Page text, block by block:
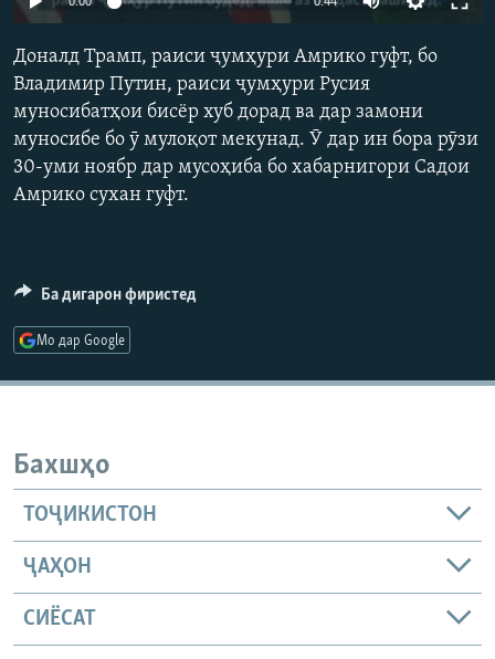
ГУЗОРИШҲОИ РАДИОӢ
ПАЙГИРӢ КУНЕД
Доналд Трамп, раиси ҷумҳури Амрико гуфт, бо
Владимир Путин, раиси ҷумҳури Русия
муносибатҳои бисёр хуб дорад ва дар замони
муносибе бо ӯ мулоқот мекунад. Ӯ дар ин бора рӯзи
30-уми ноябр дар мусоҳиба бо хабарнигори Садои
Амрико сухан гуфт.
Ба дигарон фиристед
Мо дар Google
Бахшҳо
ТОҶИКИСТОН
ҶАҲОН
СИЁСАТ